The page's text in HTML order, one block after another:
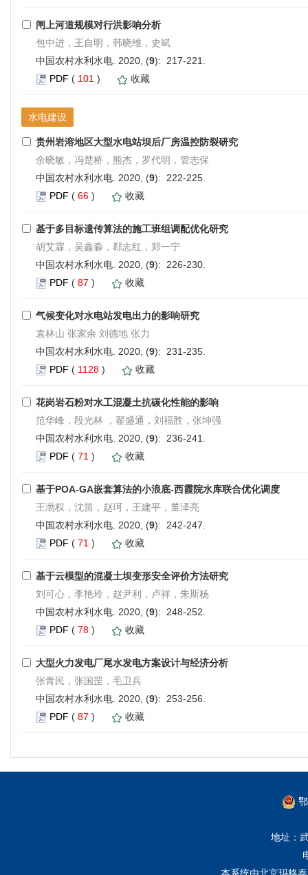
闸上河道规模对行洪影响分析
包中进，王自明，韩晓维，史斌
中国农村水利水电. 2020, (9): 217-221.
PDF ( 101 ) 收藏
水电建设
贵州岩溶地区大型水电站坝后厂房温控防裂研究
余晓敏，冯楚桥，熊杰，罗代明，管志保
中国农村水利水电. 2020, (9): 222-225.
PDF ( 66 ) 收藏
基于多目标遗传算法的施工班组调配优化研究
胡艾霖，吴鑫淼，郄志红，郑一宁
中国农村水利水电. 2020, (9): 226-230.
PDF ( 87 ) 收藏
气候变化对水电站发电出力的影响研究
袁林山 张家余 刘德地 张力
中国农村水利水电. 2020, (9): 231-235.
PDF ( 1128 ) 收藏
花岗岩石粉对水工混凝土抗碳化性能的影响
范华峰，段光林 ，翟盛通，刘福胜，张坤强
中国农村水利水电. 2020, (9): 236-241.
PDF ( 71 ) 收藏
基于POA-GA嵌套算法的小浪底-西霞院水库联合优化调度
王渤权，沈笛，赵珂，王建平，董泽亮
中国农村水利水电. 2020, (9): 242-247.
PDF ( 71 ) 收藏
基于云模型的混凝土坝变形安全评价方法研究
刘可心，李艳玲，赵尹利，卢祥，朱斯杨
中国农村水利水电. 2020, (9): 248-252.
PDF ( 78 ) 收藏
大型火力发电厂尾水发电方案设计与经济分析
张青民，张国罡，毛卫兵
中国农村水利水电. 2020, (9): 253-256.
PDF ( 87 ) 收藏
地址：